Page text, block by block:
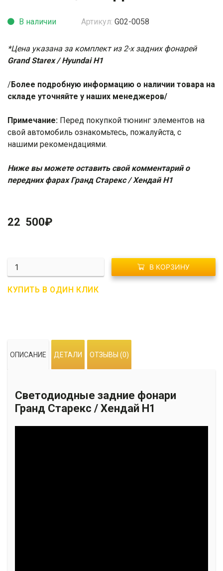
Артикул: G02-0058
В наличии
*Цена указана за комплект из 2-х задних фонарей
Grand Starex / Hyundai H1
/Более подробную информацию о наличии товара на
складе уточняйте у наших менеджеров/
Примечание: Перед покупкой тюнинг элементов на
свой автомобиль ознакомьтесь, пожалуйста, с
нашими рекомендациями.
Ниже вы можете оставить свой комментарий о
передних фарахГранд Старекс / Хендай Н1
22 500₽
Количество
G02-
0058
В КОРЗИНУ
КУПИТЬ В ОДИН КЛИК
ОПИСАНИЕ ДЕТАЛИ ОТЗЫВЫ (0)
Светодиодные задние фонари
Гранд Старекс / Хендай Н1